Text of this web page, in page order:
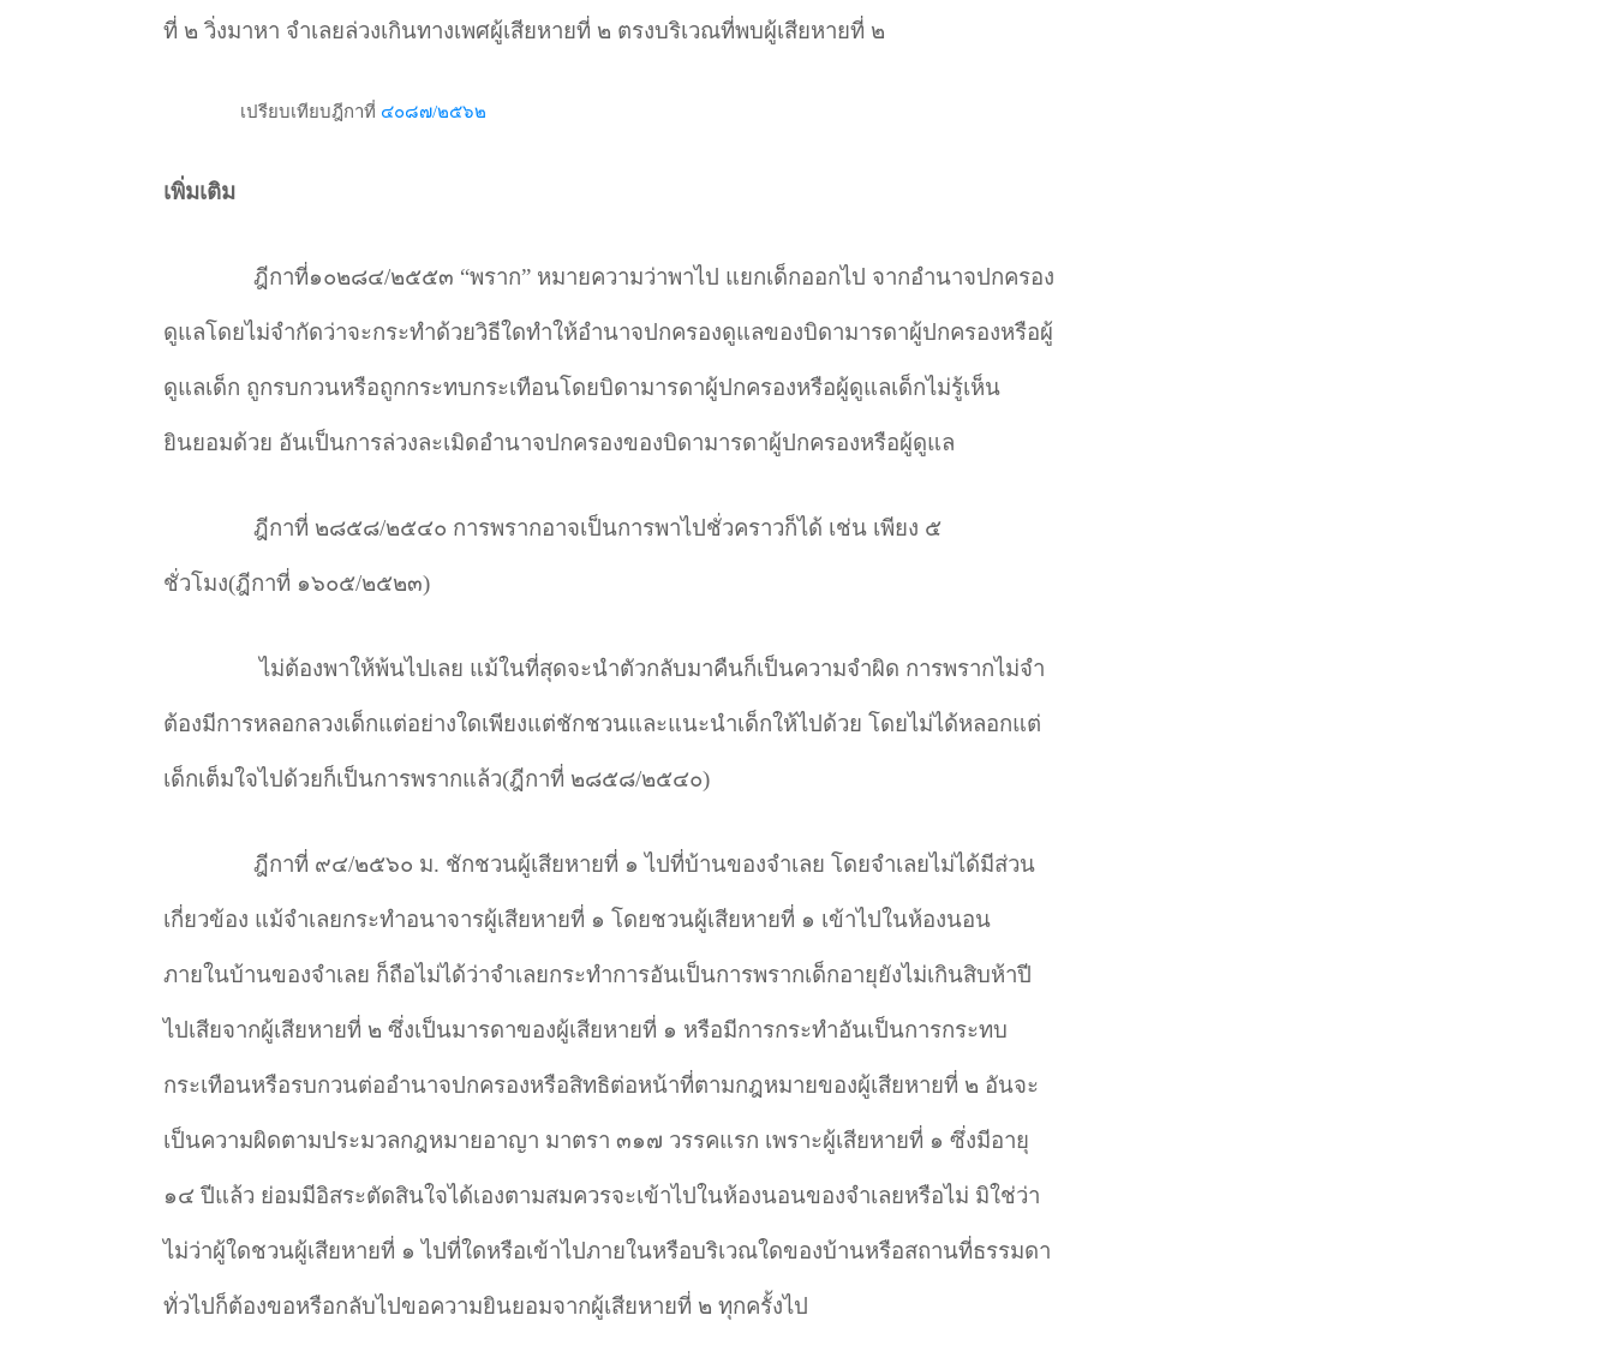
ที่ ๒ วิ่งมาหา จำเลยล่วงเกินทางเพศผู้เสียหายที่ ๒ ตรงบริเวณที่พบผู้เสียหายที่ ๒
เปรียบเทียบฎีกาที่ ๔๐๘๗/๒๕๖๒
เพิ่มเติม
ฎีกาที่๑๐๒๘๔/๒๕๕๓ “พราก” หมายความว่าพาไป แยกเด็กออกไป จากอำนาจปกครอง
ดูแลโดยไม่จำกัดว่าจะกระทำด้วยวิธีใดทำให้อำนาจปกครองดูแลของบิดามารดาผู้ปกครองหรือผู้
ดูแลเด็ก ถูกรบกวนหรือถูกกระทบกระเทือนโดยบิดามารดาผู้ปกครองหรือผู้ดูแลเด็กไม่รู้เห็น
ยินยอมด้วย อันเป็นการล่วงละเมิดอำนาจปกครองของบิดามารดาผู้ปกครองหรือผู้ดูแล
ฎีกาที่ ๒๘๕๘/๒๕๔๐ การพรากอาจเป็นการพาไปชั่วคราวก็ได้ เช่น เพียง ๕
ชั่วโมง(ฎีกาที่ ๑๖๐๕/๒๕๒๓)
ไม่ต้องพาให้พ้นไปเลย แม้ในที่สุดจะนำตัวกลับมาคืนก็เป็นความจำผิด การพรากไม่จำ
ต้องมีการหลอกลวงเด็กแต่อย่างใดเพียงแต่ชักชวนและแนะนำเด็กให้ไปด้วย โดยไม่ได้หลอกแต่
เด็กเต็มใจไปด้วยก็เป็นการพรากแล้ว(ฎีกาที่ ๒๘๕๘/๒๕๔๐)
ฎีกาที่ ๙๔/๒๕๖๐ ม. ชักชวนผู้เสียหายที่ ๑ ไปที่บ้านของจำเลย โดยจำเลยไม่ได้มีส่วน
เกี่ยวข้อง แม้จำเลยกระทำอนาจารผู้เสียหายที่ ๑ โดยชวนผู้เสียหายที่ ๑ เข้าไปในห้องนอน
ภายในบ้านของจำเลย ก็ถือไม่ได้ว่าจำเลยกระทำการอันเป็นการพรากเด็กอายุยังไม่เกินสิบห้าปี
ไปเสียจากผู้เสียหายที่ ๒ ซึ่งเป็นมารดาของผู้เสียหายที่ ๑ หรือมีการกระทำอันเป็นการกระทบ
กระเทือนหรือรบกวนต่ออำนาจปกครองหรือสิทธิต่อหน้าที่ตามกฎหมายของผู้เสียหายที่ ๒ อันจะ
เป็นความผิดตามประมวลกฎหมายอาญา มาตรา ๓๑๗ วรรคแรก เพราะผู้เสียหายที่ ๑ ซึ่งมีอายุ
๑๔ ปีแล้ว ย่อมมีอิสระตัดสินใจได้เองตามสมควรจะเข้าไปในห้องนอนของจำเลยหรือไม่ มิใช่ว่า
ไม่ว่าผู้ใดชวนผู้เสียหายที่ ๑ ไปที่ใดหรือเข้าไปภายในหรือบริเวณใดของบ้านหรือสถานที่ธรรมดา
ทั่วไปก็ต้องขอหรือกลับไปขอความยินยอมจากผู้เสียหายที่ ๒ ทุกครั้งไป